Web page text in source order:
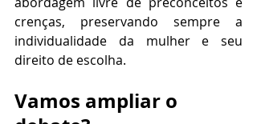
crenças, preservando sempre a
individualidade da mulher e seu
direito de escolha.
Vamos ampliar o